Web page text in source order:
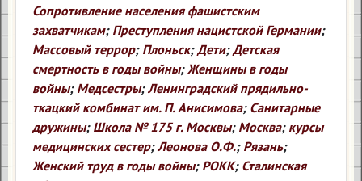
Сопротивление населения фашистским
захватчикам; Преступления нацистской Германии;
Массовый террор; Плоньск;Дети;Детская
смертность в годы войны;Женщины в годы
войны; Медсестры;Ленинградский прядильно-
ткацкий комбинат им. П. Анисимова; Санитарные
дружины; Школа № 175 г. Москвы; Москва; курсы
медицинских сестер;Леонова О.Ф.; Рязань;
Женский труд в годы войны; РОКК; Сталинская